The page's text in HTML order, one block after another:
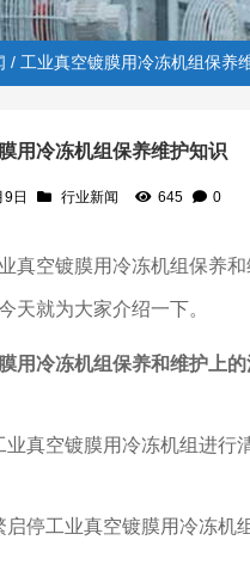
/ 工业真空镀膜用冷冻机组保养
用冷冻机组保养维护知识
日 行业新闻 645 0
真空镀膜用冷冻机组保养
天就为大家介绍一下。
用冷冻机组保养和维护上的
业真空镀膜用冷冻机组进行
启停工业真空镀膜用冷冻机